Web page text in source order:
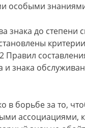
особыми
знака до степени
Правил
и знака
в борьбе за то,
ассоциациями,